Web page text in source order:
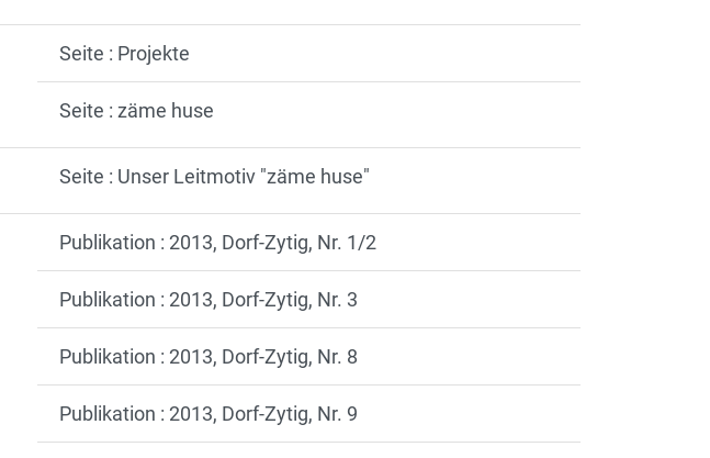
Seite : Projekte
Seite : zäme huse
Seite : Unser Leitmotiv "zäme huse"
Publikation : 2013, Dorf-Zytig, Nr. 1/2
Publikation : 2013, Dorf-Zytig, Nr. 3
Publikation : 2013, Dorf-Zytig, Nr. 8
Publikation : 2013, Dorf-Zytig, Nr. 9